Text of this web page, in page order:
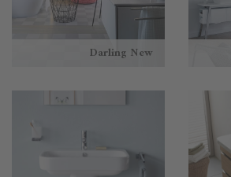
Darling New